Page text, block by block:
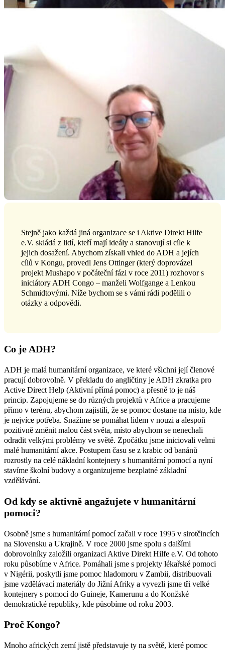
Stejně jako každá jiná organizace se i Aktive Direkt Hilfe
e.V. skládá z lidí, kteří mají ideály a stanovují si cíle k
jejich dosažení. Abychom získali vhled do ADH a jejích
cílů v Kongu, provedl Jens Ottinger (který doprovázel
projekt Mushapo v počáteční fázi v roce 2011) rozhovor s
iniciátory ADH Congo – manželi Wolfgange a Lenkou
Schmidtovými. Níže bychom se s vámi rádi podělili o
otázky a odpovědi.
Co je ADH?
ADH je malá humanitární organizace, ve které všichni její členové
pracují dobrovolně. V překladu do angličtiny je ADH zkratka pro
Active Direct Help (Aktivní přímá pomoc) a přesně to je náš
princip. Zapojujeme se do různých projektů v Africe a pracujeme
přímo v terénu, abychom zajistili, že se pomoc dostane na místo, kde
je nejvíce potřeba. Snažíme se pomáhat lidem v nouzi a alespoň
pozitivně změnit malou část světa, místo abychom se nenechali
odradit velkými problémy ve světě. Zpočátku jsme iniciovali velmi
malé humanitární akce. Postupem času se z krabic od banánů
rozrostly na celé nákladní kontejnery s humanitární pomocí a nyní
stavíme školní budovy a organizujeme bezplatné základní
vzdělávání.
Od kdy se aktivně angažujete v humanitární
pomoci?
Osobně jsme s humanitární pomocí začali v roce 1995 v sirotčincích
na Slovensku a Ukrajině. V roce 2000 jsme spolu s dalšími
dobrovolníky založili organizaci Aktive Direkt Hilfe e.V. Od tohoto
roku působíme v Africe. Pomáhali jsme s projekty lékařské pomoci
v Nigérii, poskytli jsme pomoc hladomoru v Zambii, distribuovali
jsme vzdělávací materiály do Jižní Afriky a vyvezli jsme tři velké
kontejnery s pomocí do Guineje, Kamerunu a do Konžské
demokratické republiky, kde působíme od roku 2003.
Proč Kongo?
Mnoho afrických zemí jistě představuje ty na světě, které pomoc